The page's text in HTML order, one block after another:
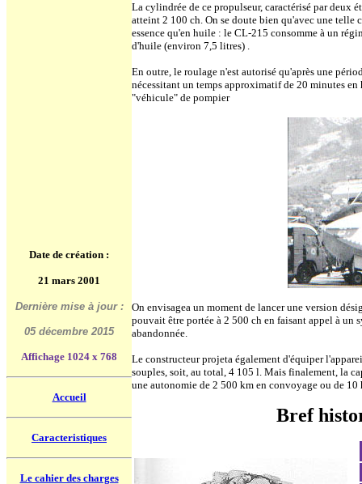
Date de création :
21 mars 2001
Dernière mise à jour :
05 décembre 2015
Affichage 1024 x 768
Accueil
Caracteristiques
Le cahier des charges
La cylindrée de ce propulseur, caractérisé par deux
atteint 2 100 ch. On se doute bien qu'avec une telle
essence qu'en huile : le CL-215 consomme à un
d'huile (environ 7,5 litres) .
En outre, le roulage n'est autorisé qu'après une
nécessitant un temps approximatif de 20 minutes
"véhicule" de pompier
On envisagea un moment de lancer une version
pouvait être portée à 2 500 ch en faisant appel à
abandonnée.
Le constructeur projeta également d'équiper
souples, soit, au total, 4 105 l. Mais finalement, la
une autonomie de 2 500 km en convoyage ou de 10
Bref